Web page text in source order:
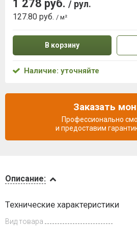
и оплата
Описание:
Технические характеристики
Вид товара
1 278 руб. / рул.
127.80 руб. / м²
В корзину
Наличие: уточняйте
Заказать
Профессионально
и предоставим